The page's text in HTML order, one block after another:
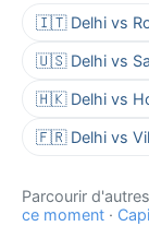
🇮🇹 Delhi vs
🇺🇸 Delhi vs
🇭🇰 Delhi vs
🇫🇷 Delhi vs
Parcourir
ce moment ·